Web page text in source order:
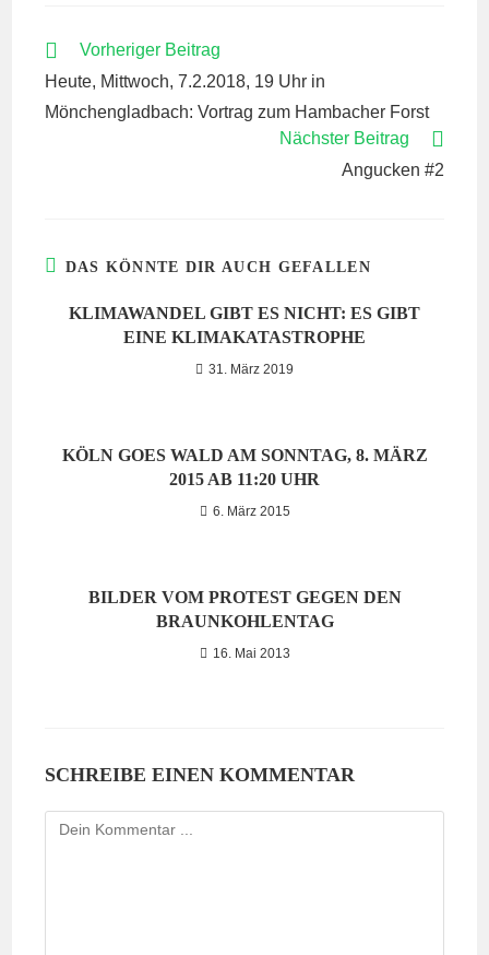
WEITERE
ANSEHEN
Vorheriger Beitrag
Heute, Mittwoch, 7.2.2018, 19 Uhr in
Mönchengladbach: Vortrag zum Hambacher Forst
Nächster Beitrag
Angucken #2
DAS KÖNNTE DIR AUCH GEFALLEN
KLIMAWANDEL GIBT ES NICHT: ES GIBT
EINE KLIMAKATASTROPHE
31. März 2019
KÖLN GOES WALD AM SONNTAG, 8. MÄRZ
2015 AB 11:20 UHR
6. März 2015
BILDER VOM PROTEST GEGEN DEN
BRAUNKOHLENTAG
16. Mai 2013
SCHREIBE EINEN KOMMENTAR
Kommentieren